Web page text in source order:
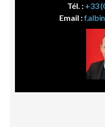
Tél. : +33
Email :